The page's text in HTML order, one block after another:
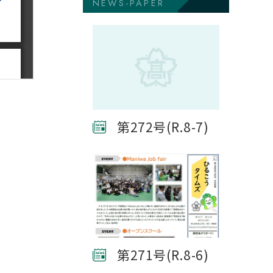
NEWS-PAPER
第272号(R.8-7)
第271号(R.8-6)